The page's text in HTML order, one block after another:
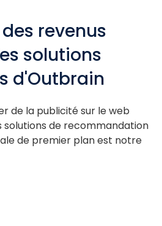
revenus
solutions
d'Outbrain
de la publicité sur le web
solutions de recommandation
de premier plan est notre